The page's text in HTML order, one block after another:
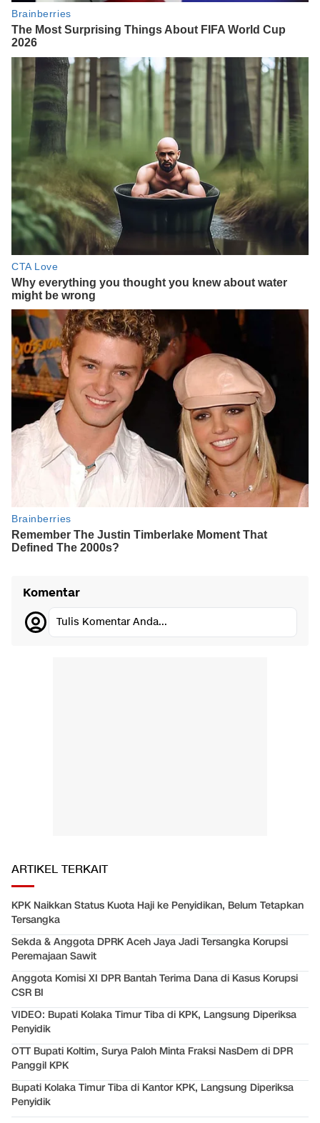
Komentar
Tulis Komentar Anda...
ARTIKEL TERKAIT
KPK Naikkan Status Kuota Haji ke Penyidikan, Belum Tetapkan
Tersangka
Sekda & Anggota DPRK Aceh Jaya Jadi Tersangka Korupsi
Peremajaan Sawit
Anggota Komisi XI DPR Bantah Terima Dana di Kasus Korupsi
CSR BI
VIDEO: Bupati Kolaka Timur Tiba di KPK, Langsung Diperiksa
Penyidik
OTT Bupati Koltim, Surya Paloh Minta Fraksi NasDem di DPR
Panggil KPK
Bupati Kolaka Timur Tiba di Kantor KPK, Langsung Diperiksa
Penyidik